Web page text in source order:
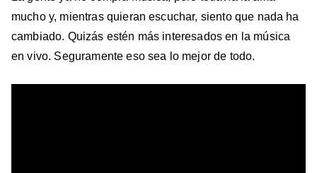
mucho y, mientras quieran escuchar, siento que nada ha
cambiado. Quizás estén más interesados ​​en la música
en vivo. Seguramente eso sea lo mejor de todo.